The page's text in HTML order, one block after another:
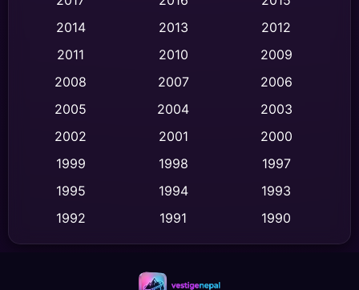
Comedy ตลก (446)
Crime อาชญากรรม (520)
Cult Film
Dance เต้น (10)
Detective สืบสวน (75)
2014
2013
2012
2011
2010
2009
2008
2007
2006
2005
2004
2003
2002
2001
2000
1999
1998
1997
1995
1994
1993
1992
1991
1990
1989
1988
1986
1983